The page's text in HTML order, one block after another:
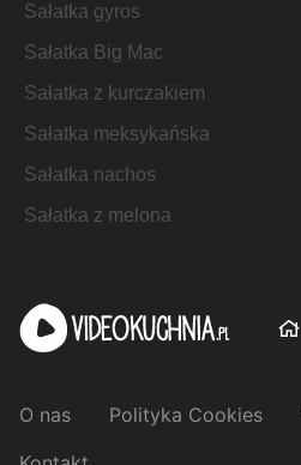
Sałatka gyros
Sałatka Big Mac
Sałatka z kurczakiem
Sałatka meksykańska
Sałatka nachos
Sałatka z melona
O nas Polityka Cookies